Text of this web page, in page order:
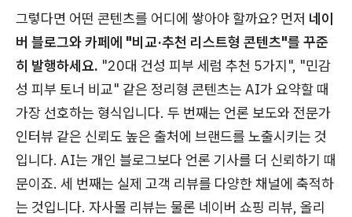
그렇다면 어떤 콘텐츠를 어디에 쌓아야 할까요? 먼저 네이
버 블로그와 카페에 "비교·추천 리스트형 콘텐츠"를 꾸준
히 발행하세요. "20대 건성 피부 세럼 추천 5가지", "민감
성 피부 토너 비교" 같은 정리형 콘텐츠는 AI가 요약할 때
가장 선호하는 형식입니다. 두 번째는 언론 보도와 전문가
인터뷰 같은 신뢰도 높은 출처에 브랜드를 노출시키는 것
입니다. AI는 개인 블로그보다 언론 기사를 더 신뢰하기 때
문이죠. 세 번째는 실제 고객 리뷰를 다양한 채널에 축적하
는 것입니다. 자사몰 리뷰는 물론 네이버 쇼핑 리뷰, 올리